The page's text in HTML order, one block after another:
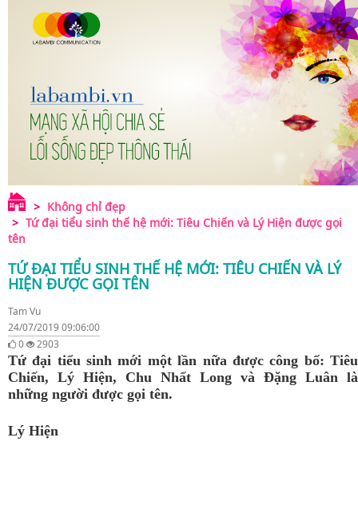
Không chỉ đẹp
Tứ đại tiểu sinh thế hệ mới: Tiêu Chiến và Lý Hiện được gọi
tên
TỨ ĐẠI TIỂU SINH THẾ HỆ MỚI: TIÊU CHIẾN VÀ LÝ
HIỆN ĐƯỢC GỌI TÊN
Tam Vu
24/07/2019 09:06:00
0
2903
Tứ đại tiểu sinh mới một lần nữa được công bố: Tiêu
Chiến, Lý Hiện, Chu Nhất Long và Đặng Luân là
những người được gọi tên.
Lý Hiện